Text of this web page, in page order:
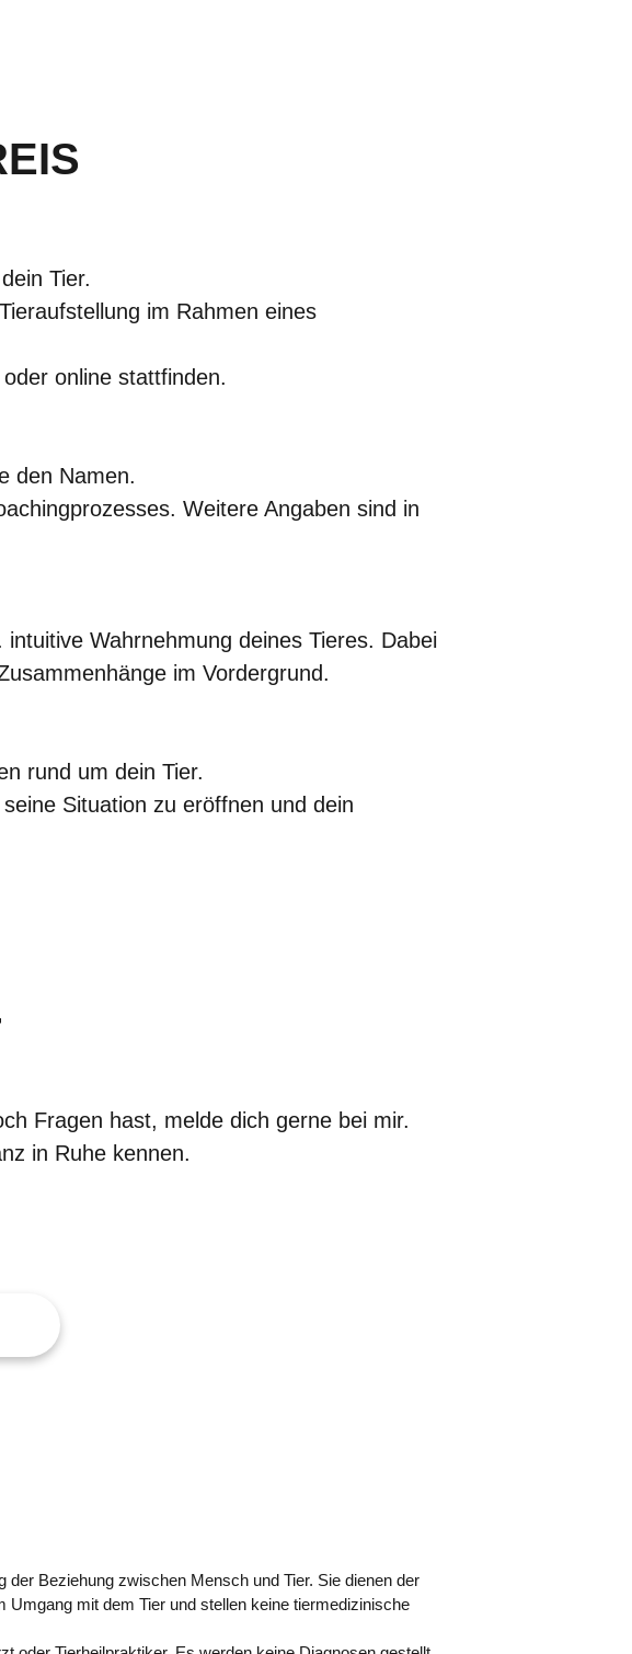
Tier.
im Rahmen eines
online stattfinden.
den Namen.
Weitere Angaben sind in
Wahrnehmung deines Tieres. Dabei
im Vordergrund.
rund um dein Tier.
Situation zu eröffnen und dein
Fragen hast, melde dich gerne bei mir.
in Ruhe kennen.
Beziehung zwischen Mensch und Tier. Sie dienen der
mit dem Tier und stellen keine tiermedizinische